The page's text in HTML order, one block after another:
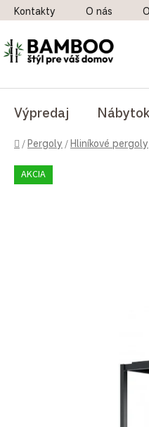
Prejsť na obsah
Kontakty O nás
Výpredaj Nábytok
Domov
/Pergoly /Hliníkové pergoly
AKCIA